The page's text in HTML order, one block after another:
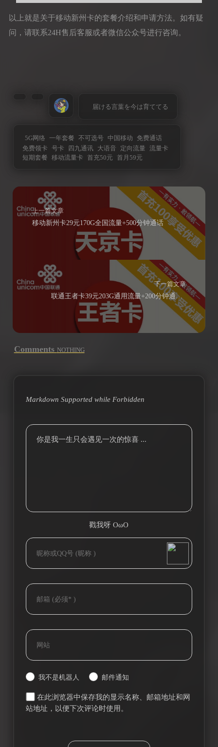
以上就是关于移动新州卡的套餐介绍和申请方法。如有疑
问，请联系24H售后客服或者微信公众号进行咨询。
届ける言葉を今は育ててる
5G网络 一年套餐 不可选号 中国移动
免费通话
免费领卡 号卡 四九通讯 大语音 定向流量
流量卡
短期套餐
移动流量卡 首充50元 首月59元
上一篇文章
移动新州卡29元170G全国流量+500分钟通话
下一篇文章
联通王者卡39元203G通用流量+200分钟通话（可选号）
Comments NOTHING
Markdown Supported while Forbidden
你是我一生只会遇见一次的惊喜 ...
戳我呀 OωO
Tieba
我不是机器人 邮件通知
在此浏览器中保存我的显示名称、邮箱地址和网
站地址，以便下次评论时使用。